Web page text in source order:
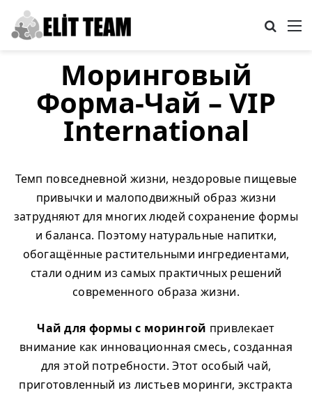
Моринговый
Форма-Чай – VIP
International
Темп повседневной жизни, нездоровые пищевые
привычки и малоподвижный образ жизни
затрудняют для многих людей сохранение формы
и баланса. Поэтому натуральные напитки,
обогащённые растительными ингредиентами,
стали одним из самых практичных решений
современного образа жизни.
Чай для формы с морингой привлекает
внимание как инновационная смесь, созданная
для этой потребности. Этот особый чай,
приготовленный из листьев моринги, экстракта